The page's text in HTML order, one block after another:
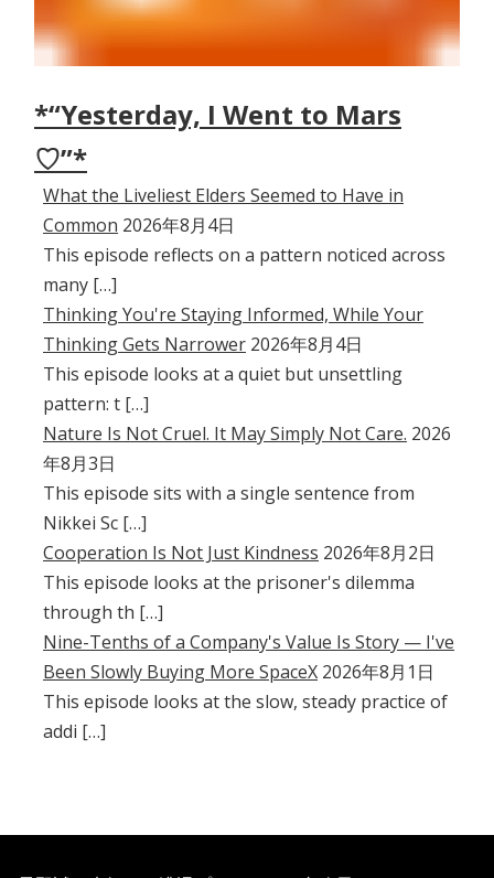
*“Yesterday, I Went to Mars
♡”*
What the Liveliest Elders Seemed to Have in
Common 2026年8月4日
This episode reflects on a pattern noticed across
many […]
Thinking You're Staying Informed, While Your
Thinking Gets Narrower 2026年8月4日
This episode looks at a quiet but unsettling
pattern: t […]
Nature Is Not Cruel. It May Simply Not Care. 2026
年8月3日
This episode sits with a single sentence from
Nikkei Sc […]
Cooperation Is Not Just Kindness 2026年8月2日
This episode looks at the prisoner's dilemma
through th […]
Nine-Tenths of a Company's Value Is Story — I've
Been Slowly Buying More SpaceX 2026年8月1日
This episode looks at the slow, steady practice of
addi […]